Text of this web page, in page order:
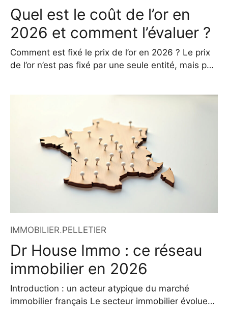
Quel est le coût de l’or en
2026 et comment l’évaluer ?
Comment est fixé le prix de l’or en 2026 ? Le prix
de l’or n’est pas fixé par une seule entité, mais par
central en publiant deux fois par jour un prix de
IMMOBILIER.PELLETIER
Dr House Immo : ce réseau
immobilier en 2026
Introduction : un acteur atypique du marché
immobilier français Le secteur immobilier évolue